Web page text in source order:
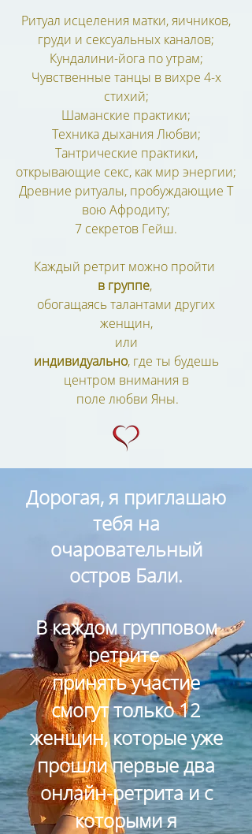
Ритуал исцеления матки, яичников,
груди и сексуальных каналов;
Кундалини-йога по утрам;
Чувственные танцы в вихре 4-х
стихий;
Шаманские практики;
Техника дыхания Любви;
Тантрические практики,
открывающие секс, как мир энергии;
Древние ритуалы, пробуждающие Т
вою Афродиту;
7 секретов Гейш.
Каждый ретрит можно пройти ​
в группе,
обогащаясь талантами других
женщин,
или
индивидуально, где ты будешь
центром внимания в
поле любви Яны.
Дорогая, я приглашаю
тебя на
очаровательный
остров Бали.
В каждом групповом
ретрите
принять участие
смогут только 12
женщин, которые уже
прошли первые два
онлайн-ретрита и с
которыми я